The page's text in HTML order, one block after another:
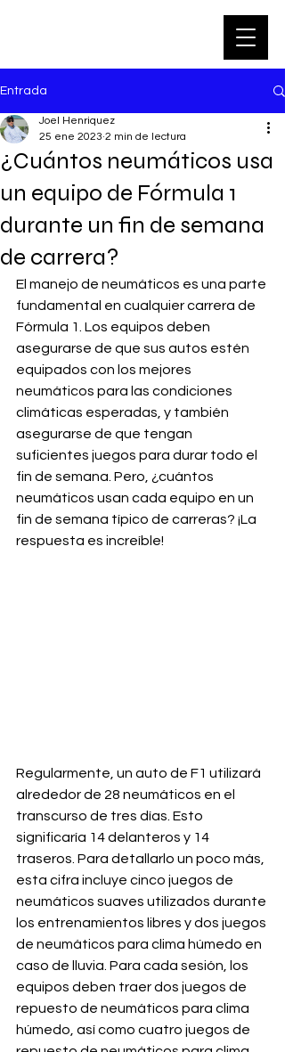
Entrada
¿Cuántos neumáticos usa
un equipo de Fórmula 1
durante un fin de semana
de carrera?
Joel Henriquez
25 ene 2023 2 min de lectura
El manejo de neumáticos es una parte
fundamental en cualquier carrera de
Fórmula 1. Los equipos deben
asegurarse de que sus autos estén
equipados con los mejores
neumáticos para las condiciones
climáticas esperadas, y también
asegurarse de que tengan
suficientes juegos para durar todo el
fin de semana. Pero, ¿cuántos
neumáticos usan cada equipo en un
fin de semana típico de carreras? ¡La
respuesta es increíble!
Regularmente, un auto de F1 utilizará
alrededor de 28 neumáticos en el
transcurso de tres días. Esto
significaría 14 delanteros y 14
traseros. Para detallarlo un poco más,
esta cifra incluye cinco juegos de
neumáticos suaves utilizados durante
los entrenamientos libres y dos juegos
de neumáticos para clima húmedo en
caso de lluvia. Para cada sesión, los
equipos deben traer dos juegos de
repuesto de neumáticos para clima
húmedo, así como cuatro juegos de